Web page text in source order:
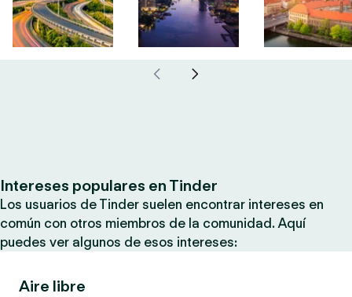
Intereses populares en Tinder
Los usuarios de Tinder suelen encontrar intereses en
común con otros miembros de la comunidad. Aquí
puedes ver algunos de esos intereses:
Aire libre